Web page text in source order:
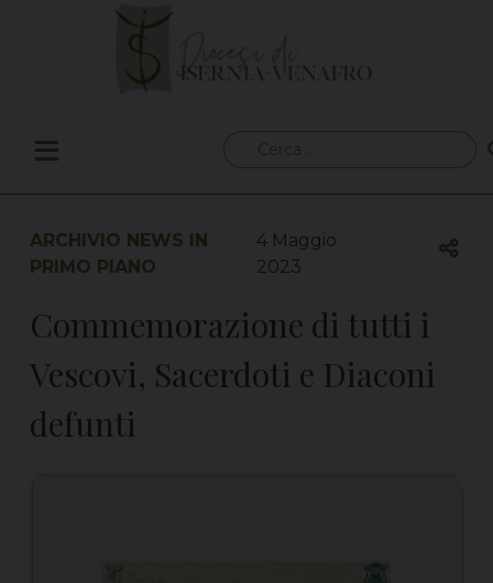
per:
ARCHIVIO NEWS IN
PRIMO PIANO
4 Maggio
2023
Commemorazione di tutti i
Vescovi, Sacerdoti e Diaconi
defunti